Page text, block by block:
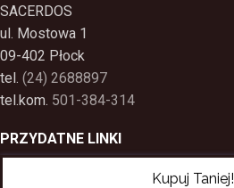
SACERDOS
ul. Mostowa 1
09-402 Płock
tel. (24) 2688897
tel.kom. 501-384-314
PRZYDATNE LINKI
Kupuj Taniej!